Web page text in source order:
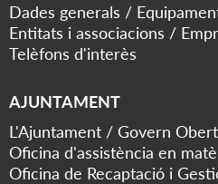
Dades generals
Entitats i associacions
Telèfons d'interès
AJUNTAMENT
L'Ajuntament
Govern
Oficina d'assistència en
Oficina de Recaptació i